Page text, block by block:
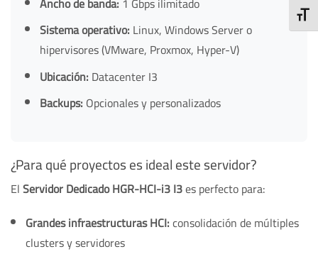
Sistema operativo: Linux, Windows Server o
hipervisores (VMware, Proxmox, Hyper-V)
Ubicación: Datacenter I3
Backups: Opcionales y personalizados
¿Para qué proyectos es ideal este servidor?
ElServidor Dedicado HGR-HCI-i3 I3es perfecto para:
Grandes infraestructuras HCI:consolidación de múltiples
clusters y servidores